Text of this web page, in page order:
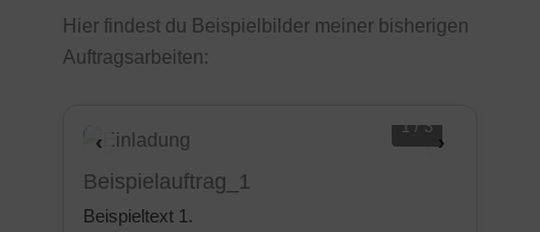
Hier findest du Beispielbilder meiner bisherigen
Auftragsarbeiten:
‹ ›
1 / 3
Beispielauftrag_1
Beispieltext 1.